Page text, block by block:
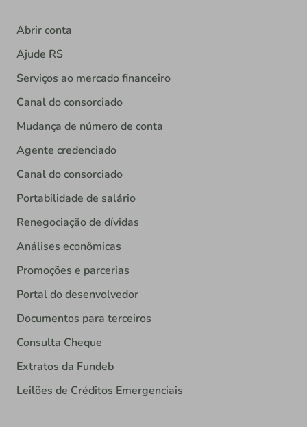
Abrir conta
Ajude RS
Serviços ao mercado financeiro
Canal do consorciado
Mudança de número de conta
Agente credenciado
Canal do consorciado
Portabilidade de salário
Renegociação de dívidas
Análises econômicas
Promoções e parcerias
Portal do desenvolvedor
Documentos para terceiros
Consulta Cheque
Extratos da Fundeb
Leilões de Créditos Emergenciais